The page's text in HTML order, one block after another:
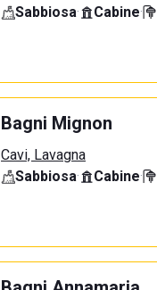
Sabbiosa· Cabine·
Bagni Mignon
Cavi, Lavagna
Sabbiosa· Cabine·